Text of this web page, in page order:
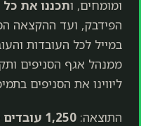
ומומחים, ותכננו את
הפידבק, ועד ההקצאה
במייל לכל העובדות
ממנהל אגף הסניפים
ליווינו את הסניפים
התוצאה: